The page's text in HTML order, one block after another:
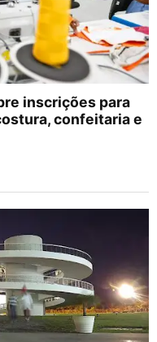
inscrições para
confeitaria e